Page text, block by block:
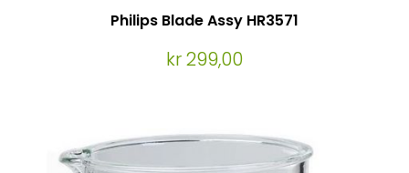
Philips Blade Assy HR3571
kr 299,00